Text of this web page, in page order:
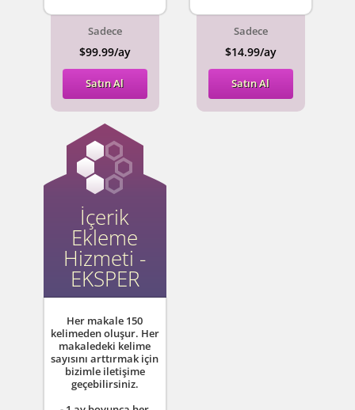
Sadece
$99.99/ay
Satın Al
Sadece
$14.99/ay
Satın Al
İçerik
Ekleme
Hizmeti -
EKSPER
Her makale 150
kelimeden oluşur. Her
makaledeki kelime
sayısını arttırmak için
bizimle iletişime
geçebilirsiniz.